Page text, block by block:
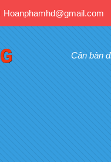
Hoanphamhd@gmail.com
Cân bàn